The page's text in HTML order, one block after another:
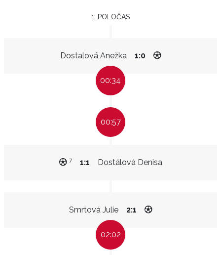
1. POLOČAS
Dostalová Anežka 1:0
00:34
00:57
Dostálová Denisa
1:1
7
Smrtová Julie 2:1
02:02